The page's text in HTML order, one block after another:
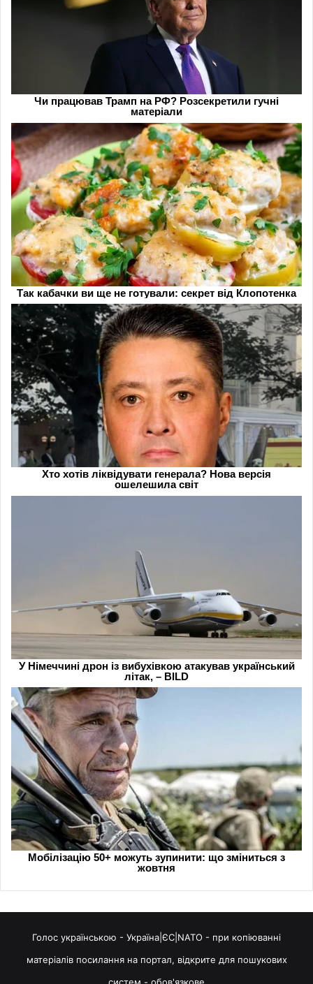
Голос українською - Україна|ЄС|NATO - при копіюванні
матеріалів посилання на портал, відкрите для пошукових
систем - обов'язкове